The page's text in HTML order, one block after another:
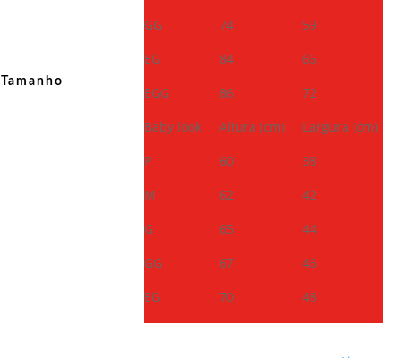
Tamanho
GG
74
59
EG
84
66
EGG
86
72
Baby look
Altura (cm)
Largura (cm)
P
60
38
M
62
42
G
65
44
GG
67
46
EG
70 48